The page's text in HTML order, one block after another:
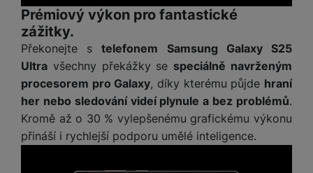
H
y
ši
H
e
m
k
y
p
F
r
n
k
y
o
r
C
m
é
di
a
J
n
o
Prémiový výkon pro fantastické
zážitky.
Překonejte stelefonem Samsung Galaxy S25
Ultra všechny překážky se speciálně navrženým
procesorem pro Galaxy, díky kterému půjde hraní
her nebo sledování videí plynule a bez problémů.
Kromě až o 30 % vylepšenému grafickému výkonu
přináší i rychlejší podporu umělé inteligence.